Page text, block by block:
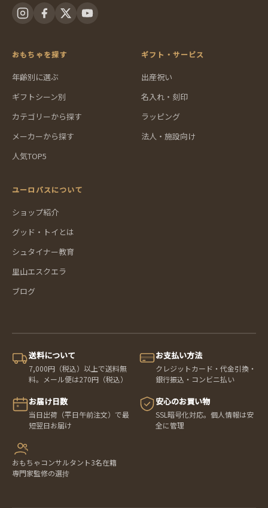
おもちゃを探す
年齢別に選ぶ
ギフトシーン別
カテゴリーから探す
メーカーから探す
人気TOP5
ギフト・サービス
出産祝い
名入れ・刻印
ラッピング
法人・施設向け
ユーロバスについて
ショップ紹介
グッド・トイとは
シュタイナー教育
里山エスクエラ
ブログ
送料について
7,000円（税込）以上で送料無
料。メール便は270円（税込）
お支払い方法
クレジットカード・代金引換・
銀行振込・コンビニ払い
お届け日数
当日出荷（平日午前注文）で最
短翌日お届け
安心のお買い物
SSL暗号化対応。個人情報は安
全に管理
おもちゃコンサルタント3名在籍
専門家監修の選抟